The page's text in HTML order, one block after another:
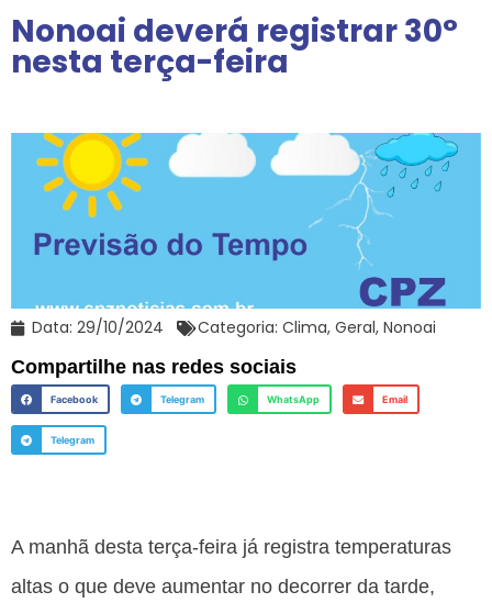
Nonoai deverá registrar 30°
nesta terça-feira
Data: 29/10/2024 Categoria: Clima, Geral, Nonoai
Compartilhe nas redes sociais
Facebook Telegram WhatsApp Email
Telegram
A manhã desta terça-feira já registra temperaturas
altas o que deve aumentar no decorrer da tarde,